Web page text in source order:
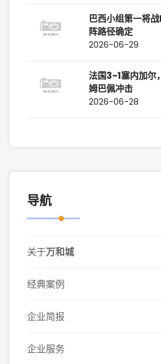
巴西小组第一将
阵路径确定
2026-06-29
法国3-1塞内加尔
姆巴佩冲击
2026-06-28
导航
关于万和城
经典案例
企业简报
企业服务